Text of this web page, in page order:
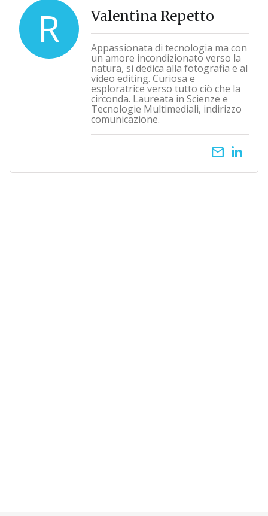
R Valentina Repetto
Appassionata di tecnologia ma con
un amore incondizionato verso la
natura, si dedica alla fotografia e al
video editing. Curiosa e
esploratrice verso tutto ciò che la
circonda. Laureata in Scienze e
Tecnologie Multimediali, indirizzo
comunicazione.
email